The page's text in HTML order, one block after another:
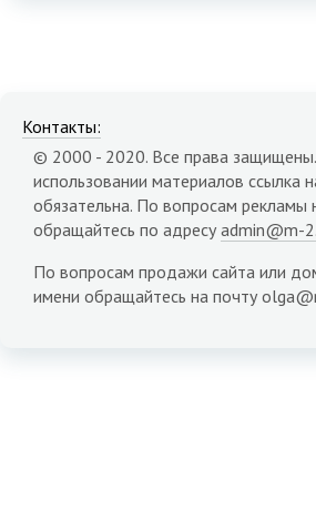
Контакты:
© 2000 - 2020. Все права
использовании материалов ссылка
обязательна. По вопросам рекламы
обращайтесь по адресу admin@m-
По вопросам продажи сайта или
имени обращайтесь на почту